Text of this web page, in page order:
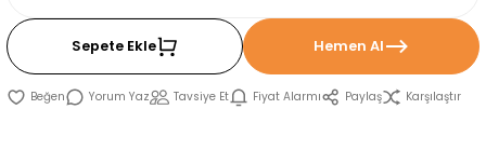
Sepete Ekle Hemen Al
Yorum Yaz Tavsiye Et Fiyat Alarmı Paylaş Karşılaştır